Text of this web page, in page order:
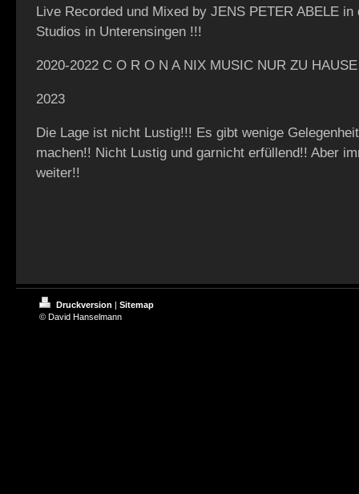
Live Recorded und Mixed by JENS PETER ABELE in
Studios in Unterensingen !!!
2020-2022 C O R O N A NIX MUSIC NUR ZU HAUSE
2023
Die Lage ist nicht Lustig!!! Es gibt wenige
machen!! Nicht Lustig und garnicht erfüllend!! Aber
weiter!!
Druckversion | Sitemap
© David Hanselmann